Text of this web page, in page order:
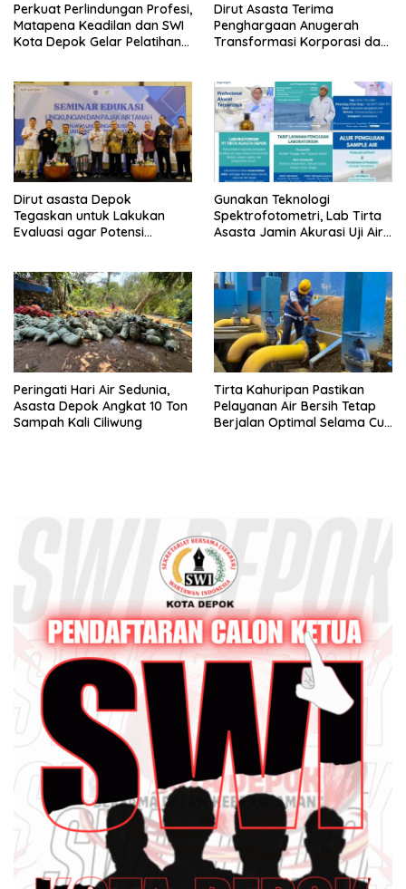
Perkuat Perlindungan Profesi,
Matapena Keadilan dan SWI
Kota Depok Gelar Pelatihan
Dirut Asasta Terima
Penghargaan Anugerah
Transformasi Korporasi dan
Dirut asasta Depok
Tegaskan untuk Lakukan
Evaluasi agar Potensi
Gunakan Teknologi
Spektrofotometri, Lab Tirta
Asasta Jamin Akurasi Uji Air
Peringati Hari Air Sedunia,
Asasta Depok Angkat 10 Ton
Sampah Kali Ciliwung
Tirta Kahuripan Pastikan
Pelayanan Air Bersih Tetap
Berjalan Optimal Selama Cuti